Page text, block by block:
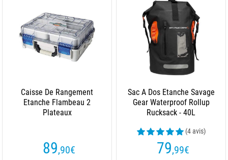
Caisse De Rangement
Etanche Flambeau 2
Plateaux
89,90€
Sac A Dos Etanche Savage
Gear Waterproof Rollup
Rucksack - 40L
(4 avis)
79,99€